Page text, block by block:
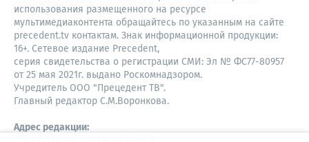
использования размещенного на ресурсе
мультимедиаконтента обращайтесь по указанным на сайте
precedent.tv контактам. Знак информационной продукции:
16+. Сетевое издание Precedent,
серия свидетельства о регистрации СМИ: Эл № ФС77-80957
от 25 мая 2021г. выдано Роскомнадзором.
Учредитель ООО "Прецедент ТВ".
Главный редактор С.М.Воронкова.
Адрес редакции: